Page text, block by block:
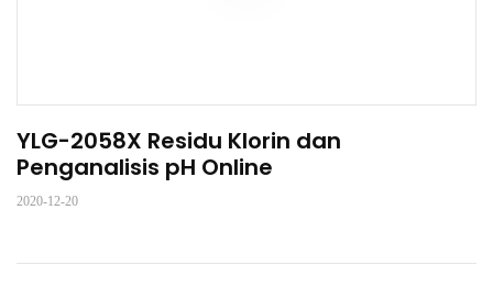
YLG-2058X Residu Klorin dan
Penganalisis pH Online
2020-12-20